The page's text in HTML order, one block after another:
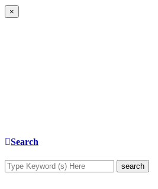
×
Search
search